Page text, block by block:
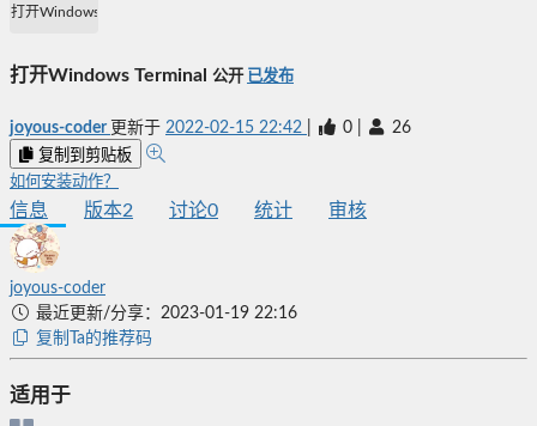
打开Windows Terminal
打开Windows Terminal 公开 已发布
joyous-coder 更新于 2022-02-15 22:42 0 26
复制到剪贴板
如何安装动作？
信息 版本2 讨论0 统计 审核
joyous-coder
最近更新/分享：2023-01-19 22:16
复制Ta的推荐码
适用于